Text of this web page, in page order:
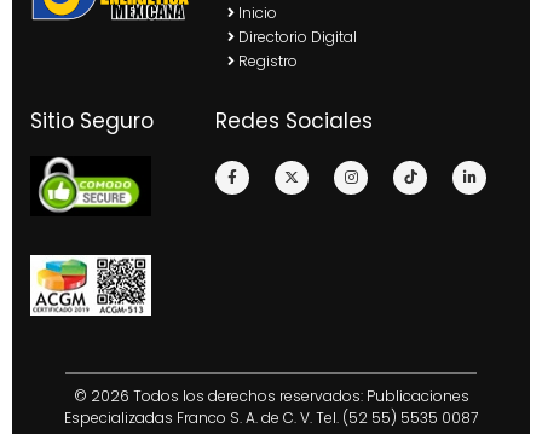
Inicio
Directorio Digital
Registro
Sitio Seguro Redes Sociales
© 2026 Todos los derechos reservados: Publicaciones
Especializadas Franco S. A. de C. V. Tel. (52 55) 5535 0087